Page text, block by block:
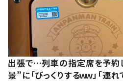
出張で…列車の指定席を予
景”に「びっくりするｗｗ」「連